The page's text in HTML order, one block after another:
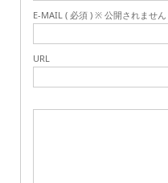
E-MAIL ( 必須 ) ※ 公開されません
URL